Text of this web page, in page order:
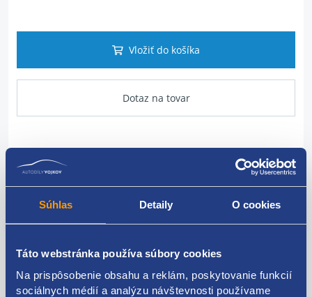
Súhlas Detaily O cookies
Táto webstránka používa súbory cookies
Na prispôsobenie obsahu a reklám, poskytovanie funkcií
sociálnych médií a analýzu návštevnosti používame
Vložiť do košíka
Dotaz na tovar
Popis produktu
držiak batožinového priestoru
umiestnenie - kufor
Škoda originál - 6Y5867615DB41 6Y5867615B41
6Y5867615BB41